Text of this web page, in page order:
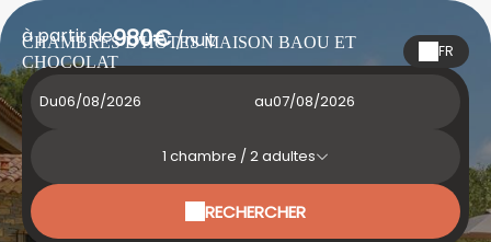
CHAMBRES D'HÔTES MAISON BAOU ET
CHOCOLAT
FR
à partir de980€/nuit
Du au
1 chambre /2adultes
RECHERCHER